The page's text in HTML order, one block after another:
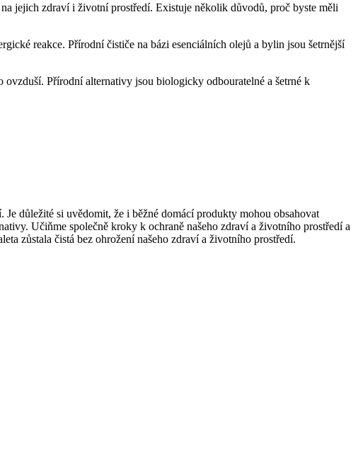
jejich zdraví i životní prostředí. Existuje několik důvodů, proč byste měli
reakce. Přírodní čističe na bázi esenciálních olejů a bylin jsou šetrnější
Přírodní alternativy jsou biologicky odbouratelné a šetrné k
důležité si uvědomit, že i běžné domácí produkty mohou obsahovat
Učiňme společně kroky k ochraně našeho zdraví a životního prostředí a
zůstala čistá bez ohrožení našeho zdraví a životního prostředí.